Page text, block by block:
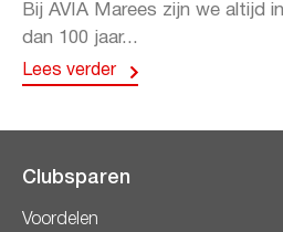
Bij AVIA Marees zijn we altijd
dan 100 jaar...
Lees verder
Clubsparen
Voordelen